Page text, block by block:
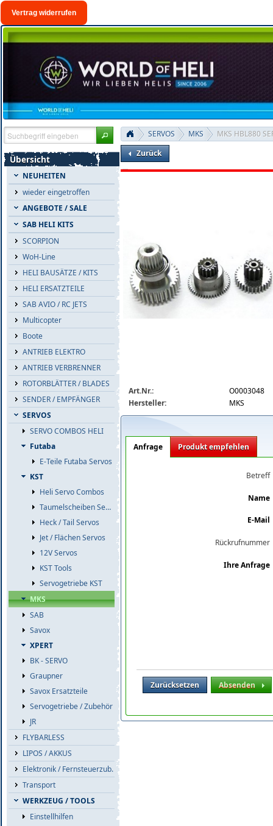
Vertrag widerrufen
Übersicht
NEUHEITEN
wieder eingetroffen
ANGEBOTE / SALE
SAB HELI KITS
SCORPION
WoH-Line
HELI BAUSÄTZE / KITS
HELI ERSATZTEILE
SAB AVIO / RC JETS
Multicopter
Boote
ANTRIEB ELEKTRO
ANTRIEB VERBRENNER
ROTORBLÄTTER / BLADES
SENDER / EMPFÄNGER
SERVOS
SERVO COMBOS HELI
Futaba
E-Teile Futaba Servos
KST
Heli Servo Combos
Taumelscheiben Servos
Heck / Tail Servos
Jet / Flächen Servos
12V Servos
KST Tools
Servogetriebe KST
MKS
SAB
Savox
XPERT
BK - SERVO
Graupner
Savox Ersatzteile
Servogetriebe / Zubehör
JR
FLYBARLESS
LIPOS / AKKUS
Elektronik / Fernsteuerzub.
Transport
WERKZEUG / TOOLS
Einstellhilfen
SERVOS MKS
MKS HBL880
Zurück
Art.Nr.:
O0003048
Hersteller:
MKS
Anfrage Produkt empfehlen
Betreff
Name
E-Mail
Rückrufnummer
Ihre Anfrage
Zurücksetzen Absenden